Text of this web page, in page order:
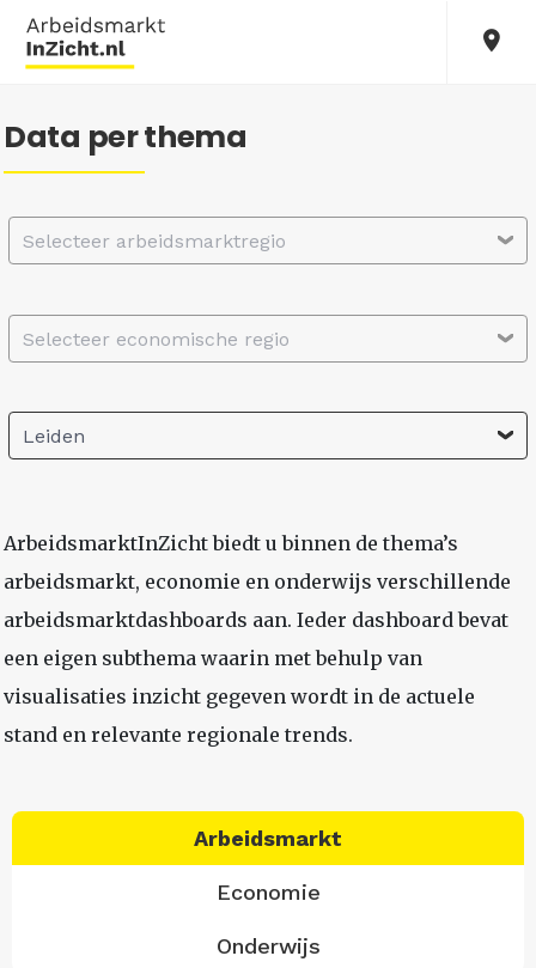
Data per thema
Selecteer arbeidsmarktregio
Selecteer economische regio
Leiden
ArbeidsmarktInZicht biedt u binnen de thema’s
arbeidsmarkt, economie en onderwijs verschillende
arbeidsmarktdashboards aan. Ieder dashboard bevat
een eigen subthema waarin met behulp van
visualisaties inzicht gegeven wordt in de actuele
stand en relevante regionale trends.
Arbeidsmarkt
Economie
Onderwijs